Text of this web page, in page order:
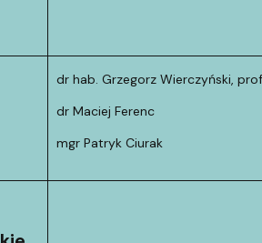
dr hab. Grzegorz Wierczyński,
dr Maciej Ferenc
mgr Patryk Ciurak